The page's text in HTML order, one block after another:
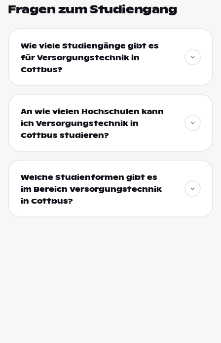
Fragen zum Studiengang
Wie viele Studiengänge gibt es
für Versorgungstechnik in
Cottbus?
An wie vielen Hochschulen kann
ich Versorgungstechnik in
Cottbus studieren?
Welche Studienformen gibt es
im Bereich Versorgungstechnik
in Cottbus?